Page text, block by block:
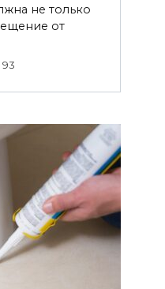
не только
от
93